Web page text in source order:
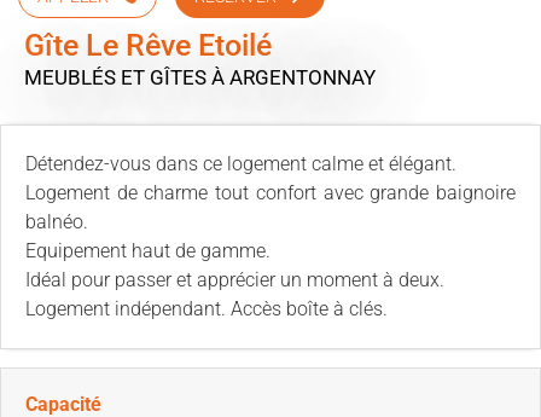
Gîte Le Rêve Etoilé
MEUBLÉS ET GÎTES À ARGENTONNAY
Détendez-vous dans ce logement calme et élégant.
Logement de charme tout confort avec grande baignoire
balnéo.
Equipement haut de gamme.
Idéal pour passer et apprécier un moment à deux.
Logement indépendant. Accès boîte à clés.
Capacité